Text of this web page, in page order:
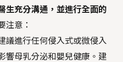
生充分溝通，並進行全面的
注意：
議進行任何侵入式或微侵入
響母乳分泌和嬰兒健康。建